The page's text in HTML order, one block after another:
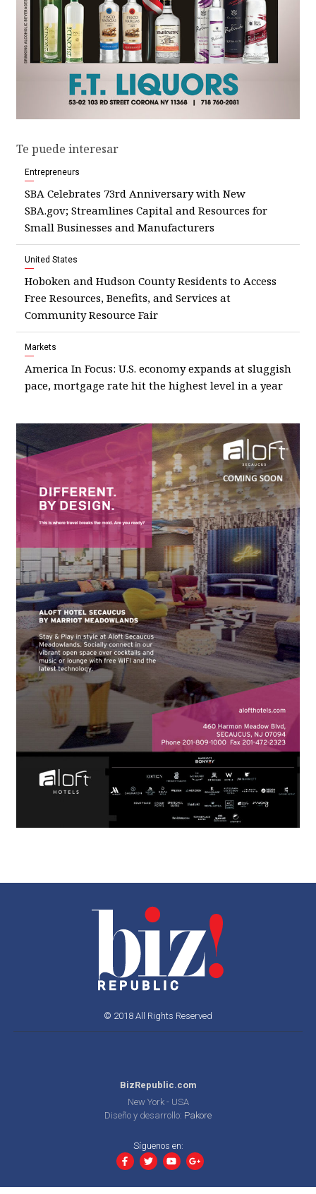
Te puede interesar
Entrepreneurs
SBA Celebrates 73rd Anniversary with New
SBA.gov; Streamlines Capital and Resources for
Small Businesses and Manufacturers
United States
Hoboken and Hudson County Residents to Access
Free Resources, Benefits, and Services at
Community Resource Fair
Markets
America In Focus: U.S. economy expands at sluggish
pace, mortgage rate hit the highest level in a year
© 2018 All Rights Reserved
BizRepublic.com
New York - USA
Diseño y desarrollo: Pakore
Síguenos en: